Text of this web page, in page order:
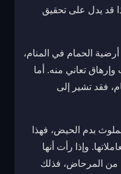
قد يدل على تحقيق
الحمام في المنام،
تعاني منه. أما
فقد تشير إلى
بدم الحيض، فهذا
وإذا رأت أنها
من المرحاض، فذلك